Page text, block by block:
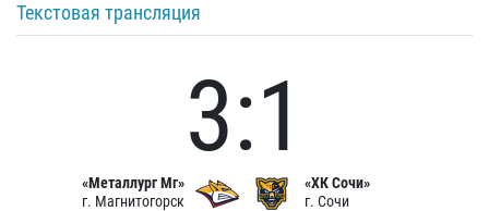
Текстовая трансляция
«Металлург Мг»
г. Магнитогорск
3:1
«ХК Сочи»
г. Сочи